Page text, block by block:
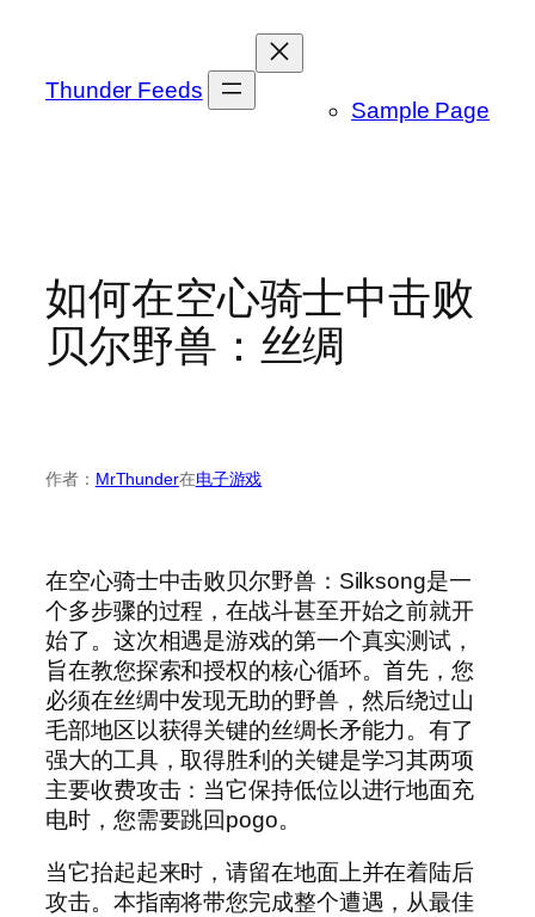
Thunder Feeds
Sample Page
如何在空心骑士中击败
贝尔野兽：丝绸
作者： MrThunder在电子游戏
在空心骑士中击败贝尔野兽：Silksong是一
个多步骤的过程，在战斗甚至开始之前就开
始了。这次相遇是游戏的第一个真实测试，
旨在教您探索和授权的核心循环。首先，您
必须在丝绸中发现无助的野兽，然后绕过山
毛部地区以获得关键的丝绸长矛能力。有了
强大的工具，取得胜利的关键是学习其两项
主要收费攻击：当它保持低位以进行地面充
电时，您需要跳回pogo。
当它抬起起来时，请留在地面上并在着陆后
攻击。本指南将带您完成整个遭遇，从最佳